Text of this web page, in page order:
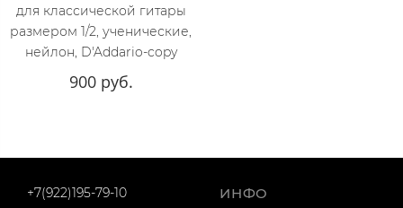
для классической гитары
размером 1/2, ученические,
нейлон, D'Addario-copy
900 руб.
+7(922)195-79-10
ИНФО